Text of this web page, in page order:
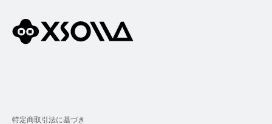
特定商取引法に基づき